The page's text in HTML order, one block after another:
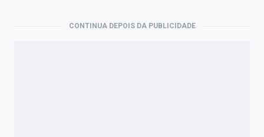
CONTINUA DEPOIS DA PUBLICIDADE